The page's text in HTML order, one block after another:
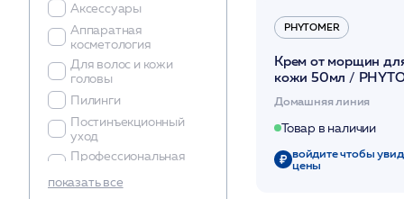
Magiray
MEAPLASMA
MESOPHARM
MyCLI
Obagi
OLOS
PHYTOCEAN
PHYTOMER
Аксессуары
Аппаратная
косметология
Для волос и кожи
головы
Пилинги
Постинъекционный
уход
Профессиональная
показать все
PHYTOMER
Крем от морщин
кожи 50мл /
Домашняя линия
Товар в наличии
войдите чтобы
цены